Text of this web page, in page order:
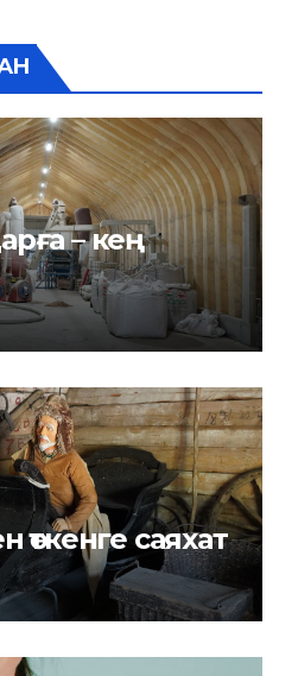
– кең
200 теңгемен өткенге саяхат